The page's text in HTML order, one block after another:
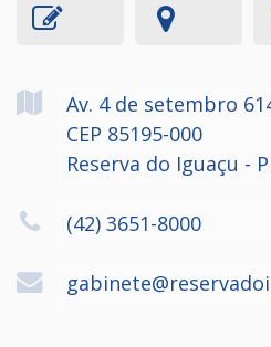
Av. 4 de setembro
CEP 85195-000
Reserva do Iguaçu -
(42) 3651-8000